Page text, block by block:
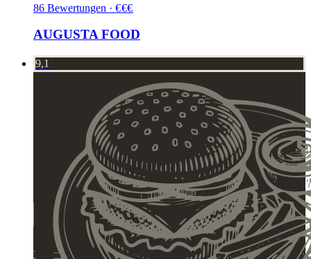
86 Bewertungen · €€€
AUGUSTA FOOD
9,1